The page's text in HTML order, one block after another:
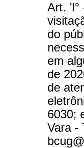
Art. 'l°
do
em
de
de
6030;
Vara -